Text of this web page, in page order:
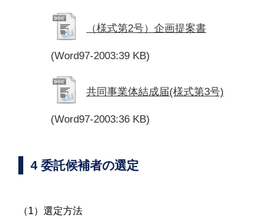
（様式第2号）企画提案書
(Word97-2003:39 KB)
共同事業体結成届(様式第3号)
(Word97-2003:36 KB)
4 委託候補者の選定
（1）選定方法